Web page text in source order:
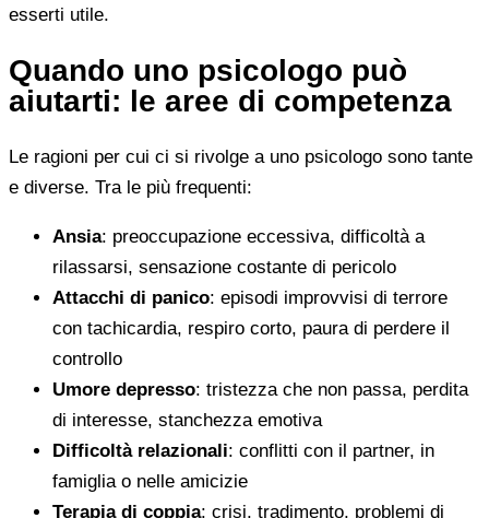
esserti utile.
Quando uno psicologo può
aiutarti: le aree di competenza
Le ragioni per cui ci si rivolge a uno psicologo sono tante
e diverse. Tra le più frequenti:
Ansia: preoccupazione eccessiva, difficoltà a
rilassarsi, sensazione costante di pericolo
Attacchi di panico: episodi improvvisi di terrore
con tachicardia, respiro corto, paura di perdere il
controllo
Umore depresso: tristezza che non passa, perdita
di interesse, stanchezza emotiva
Difficoltà relazionali: conflitti con il partner, in
famiglia o nelle amicizie
Terapia di coppia: crisi, tradimento, problemi di